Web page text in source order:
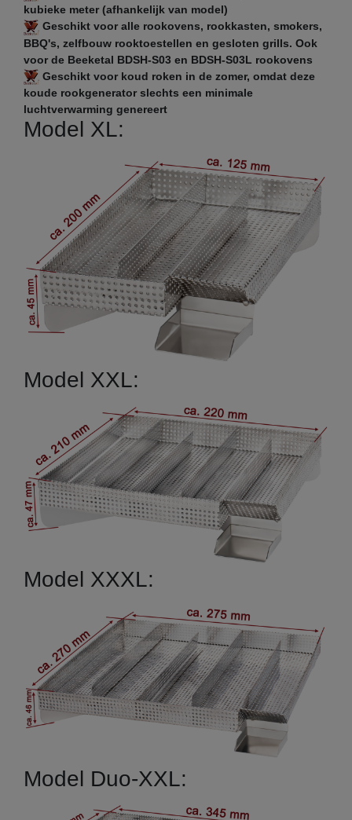
kubieke meter (afhankelijk van model)
Geschikt voor alle rookovens, rookkasten, smokers,
BBQ's, zelfbouw rooktoestellen en gesloten grills. Ook
voor de Beeketal BDSH-S03 en BDSH-S03L rookovens
Geschikt voor koud roken in de zomer, omdat deze
koude rookgenerator slechts een minimale
luchtverwarming genereert
Model XL:
Model XXL:
Model XXXL:
Model Duo-XXL: